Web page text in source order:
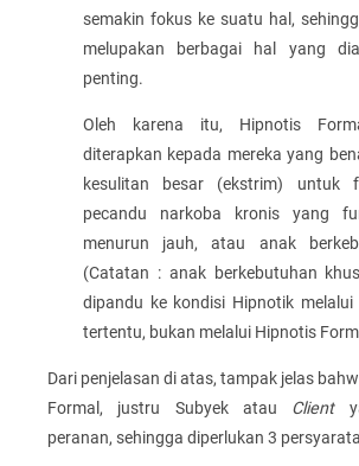
semakin fokus ke suatu hal,
melupakan berbagai hal yang
penting.
Oleh karena itu, Hipnotis
diterapkan kepada mereka yang
kesulitan besar (ekstrim) untuk
pecandu narkoba kronis yang
menurun jauh, atau anak
(Catatan : anak berkebutuhan
dipandu ke kondisi Hipnotik
tertentu, bukan melalui Hipnotis
Dari penjelasan di atas, tampak jelas
Formal, justru Subyek atau Client
peranan, sehingga diperlukan 3